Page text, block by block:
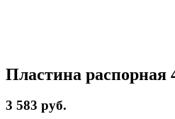
Пластина распорная
3 583 руб.